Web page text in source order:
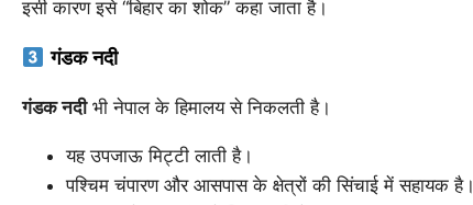
इसी कारण इसे “बिहार का शोक” कहा जाता है।
गंडक नदी
गंडक नदीभी नेपाल के हिमालय से निकलती है।
यह उपजाऊ मिट्टी लाती है।
पश्चिम चंपारण और आसपास के क्षेत्रों की सिंचाई में सहायक है।